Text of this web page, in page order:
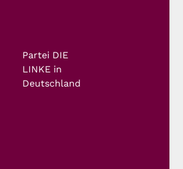
Partei DIE
LINKE in
Deutschland